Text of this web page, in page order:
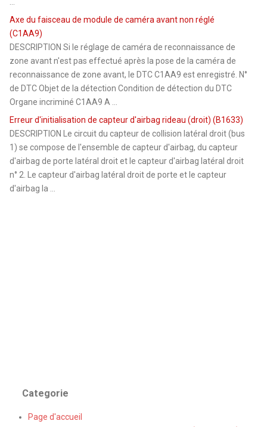
Axe du faisceau de module de caméra avant non réglé
(C1AA9)
DESCRIPTION Si le réglage de caméra de reconnaissance de
zone avant n'est pas effectué après la pose de la caméra de
reconnaissance de zone avant, le DTC C1AA9 est enregistré. N°
de DTC Objet de la détection Condition de détection du DTC
Organe incriminé C1AA9 A ...
Erreur d'initialisation de capteur d'airbag rideau (droit) (B1633)
DESCRIPTION Le circuit du capteur de collision latéral droit (bus
1) se compose de l'ensemble de capteur d'airbag, du capteur
d'airbag de porte latéral droit et le capteur d'airbag latéral droit
n° 2. Le capteur d'airbag latéral droit de porte et le capteur
d'airbag la ...
Categorie
Page d'accueil